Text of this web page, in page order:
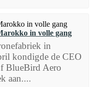
in volle gang
in
kondigde de CEO
BlueBird Aero
aan....